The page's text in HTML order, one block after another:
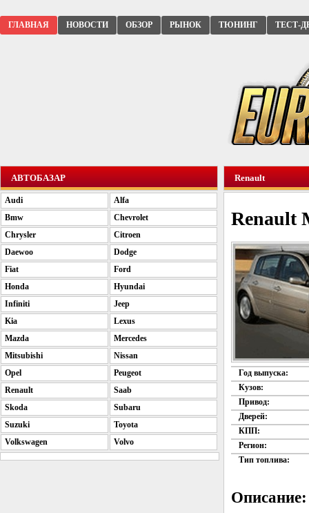
ГЛАВНАЯ НОВОСТИ ОБЗОР РЫНОК ТЮНИНГ ТЕСТ-
Renault
Renault
Год выпуска:
Кузов:
Привод:
Дверей:
КПП:
Регион:
Тип топлива:
Описание:
АВТОБАЗАР
Audi
Alfa
Bmw
Chevrolet
Chrysler
Citroen
Daewoo
Dodge
Fiat
Ford
Honda
Hyundai
Infiniti
Jeep
Kia
Lexus
Mazda
Mercedes
Mitsubishi
Nissan
Opel
Peugeot
Renault
Saab
Skoda
Subaru
Suzuki
Toyota
Volkswagen
Volvo